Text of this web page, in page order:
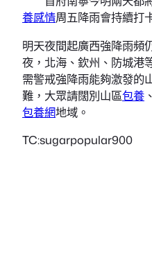
養感情周五降雨會持續打
明天夜間起廣西強降雨頻
夜，北海、欽州、防城港
需警戒強降雨能夠激發的
難，大眾請闊別山區包養
包養網地域。
TC:sugarpopular900